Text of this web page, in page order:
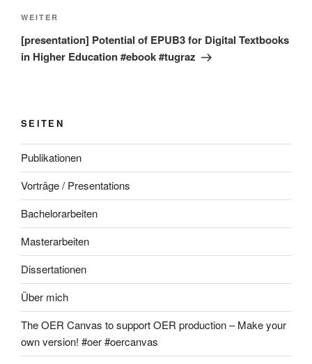
Nächster
Beitrag
WEITER
[presentation] Potential of EPUB3 for Digital Textbooks
in Higher Education #ebook #tugraz
SEITEN
Publikationen
Vorträge / Presentations
Bachelorarbeiten
Masterarbeiten
Dissertationen
Über mich
The OER Canvas to support OER production – Make your
own version! #oer #oercanvas